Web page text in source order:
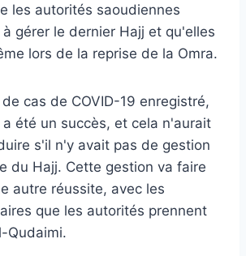
les autorités saoudiennes
gérer le dernier Hajj et qu'elles
lors de la reprise de la Omra.
cas de COVID-19 enregistré,
été un succès, et cela n'aurait
s'il n'y avait pas de gestion
du Hajj. Cette gestion va faire
autre réussite, avec les
que les autorités prennent
Qudaimi.